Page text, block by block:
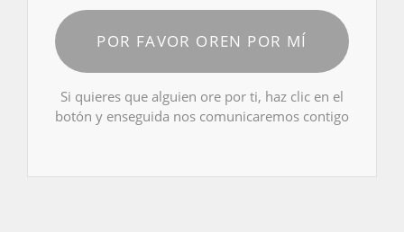
POR FAVOR OREN POR MÍ
Si quieres que alguien ore por ti, haz clic en el
botón y enseguida nos comunicaremos contigo